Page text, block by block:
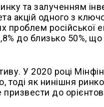
та залученням
акцій одного з
проблем російської
до близько 50%,
У 2020 році
тоді як нинішня
до